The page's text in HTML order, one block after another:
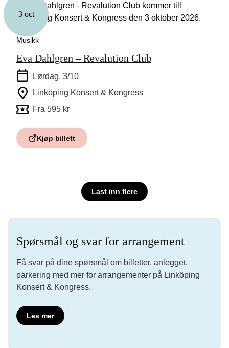
3 oct
Musikk
Eva Dahlgren – Revalution Club
Lørdag, 3/10
Linköping Konsert & Kongress
Fra 595 kr
Kjøp billett
Last inn flere
Spørsmål og svar for arrangement
Få svar på dine spørsmål om billetter, anlegget,
parkering med mer for arrangementer på Linköping
Konsert & Kongress.
Les mer